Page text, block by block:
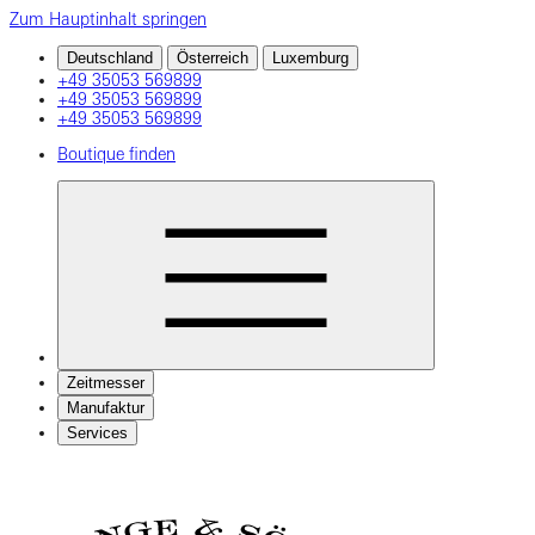
Zum Hauptinhalt springen
Deutschland Österreich Luxemburg
+49 35053 569899
+49 35053 569899
+49 35053 569899
Boutique finden
Zeitmesser
Manufaktur
Services